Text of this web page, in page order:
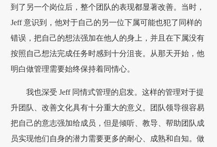
到了另一个岗位后，整个团队的表现都显著改善。当时，
Jeff 意识到，他对于自己的另一位下属可能也犯了同样的
错误，把自己的想法强加在他人的身上，并且在下属没有
按照自己想法完成任务时感到十分沮丧。从那天开始，他
明白做管理需要始终保持着同情心。
我也深受 Jeff 同情式管理的启发。这样的管理对于提
升团队、改善文化具有十分重大的意义。团队领导很容易
把自己的意志强加给成员，但是倾听、教导、帮助团队成
员实现他们自身的潜力需要更多的耐心、成熟和自知。做